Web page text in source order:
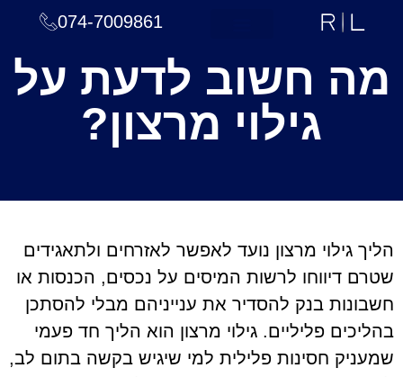
074-7009861
מה חשוב לדעת על
גילוי מרצון?
הליך גילוי מרצון נועד לאפשר לאזרחים ולתאגידים
שטרם דיווחו לרשות המיסים על נכסים, הכנסות או
חשבונות בנק להסדיר את ענייניהם מבלי להסתכן
בהליכים פליליים. גילוי מרצון הוא הליך חד פעמי
שמעניק חסינות פלילית למי שיגיש בקשה בתום לב,